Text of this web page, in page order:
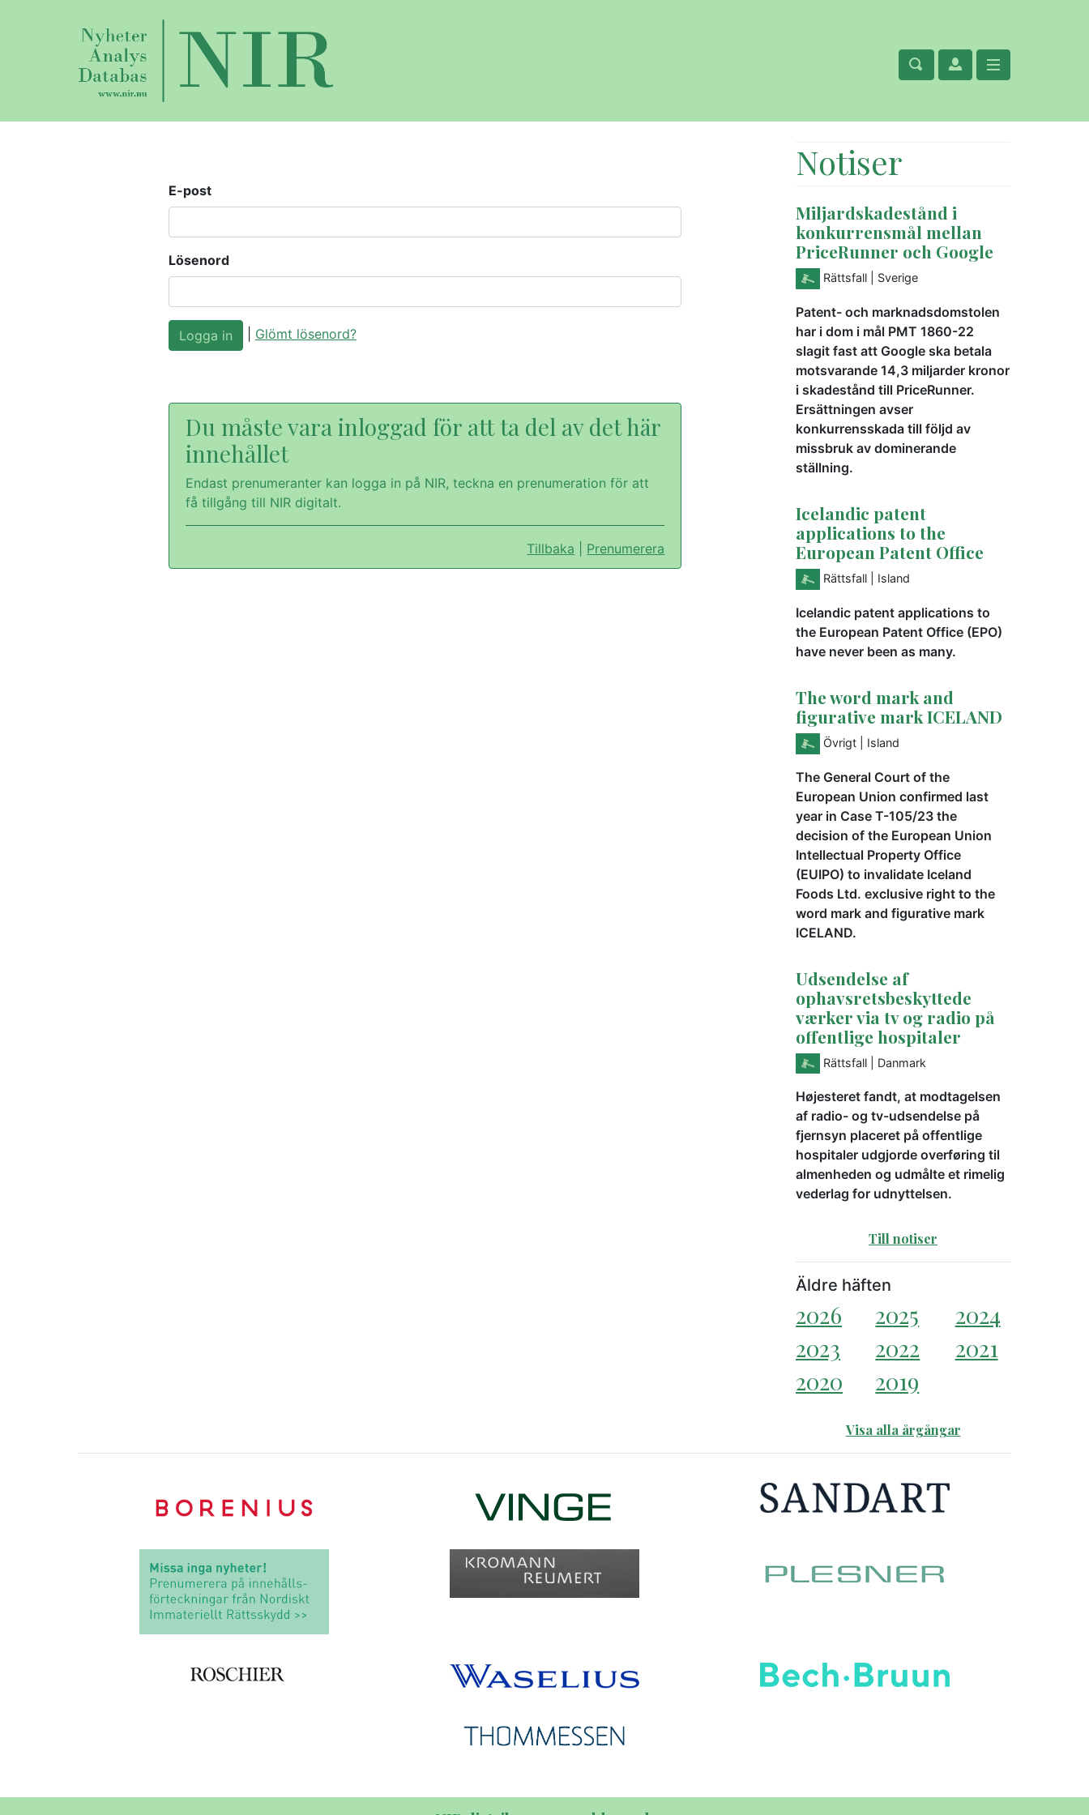
E-post
Lösenord
Glömt lösenord?
Du måste vara inloggad för att ta del av det här
innehållet
Endast prenumeranter kan logga in på NIR, teckna en prenumeration för att
få tillgång till NIR digitalt.
Tillbaka Prenumerera
Notiser
Miljardskadestånd i
konkurrensmål mellan
PriceRunner och Google
Rättsfall | Sverige
Patent- och marknadsdomstolen
har i dom i mål PMT 1860-22
slagit fast att Google ska betala
motsvarande 14,3 miljarder kronor
i skadestånd till PriceRunner.
Ersättningen avser
konkurrensskada till följd av
missbruk av dominerande
ställning.
Icelandic patent
applications to the
European Patent Office
Rättsfall | Island
Icelandic patent applications to
the European Patent Office (EPO)
have never been as many.
The word mark and
figurative mark ICELAND
Övrigt | Island
The General Court of the
European Union confirmed last
year in Case T-105/23 the
decision of the European Union
Intellectual Property Office
(EUIPO) to invalidate Iceland
Foods Ltd. exclusive right to the
word mark and figurative mark
ICELAND.
Udsendelse af
ophavsretsbeskyttede
værker via tv og radio på
offentlige hospitaler
Rättsfall | Danmark
Højesteret fandt, at modtagelsen
af radio- og tv-udsendelse på
fjernsyn placeret på offentlige
hospitaler udgjorde overføring til
almenheden og udmålte et rimelig
vederlag for udnyttelsen.
Till notiser
Äldre häften
2026 2025
2024
2023
2022
2021
2020
2019
Visa alla årgångar